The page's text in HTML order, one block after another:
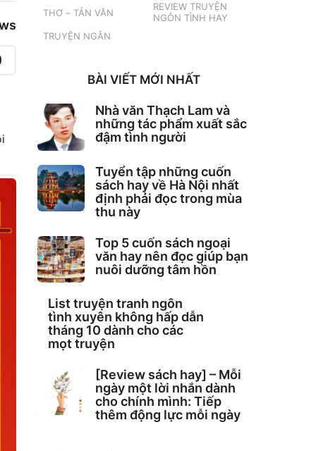
THƠ – TẢN VĂN
TRUYỆN NGẮN
REVIEW TRUYỆN
NGÔN TÌNH HAY
BÀI VIẾT MỚI NHẤT
Nhà văn Thạch Lam và
những tác phẩm xuất sắc
đậm tình người
Tuyển tập những cuốn
sách hay về Hà Nội nhất
định phải đọc trong mùa
thu này
Top 5 cuốn sách ngoại
văn hay nên đọc giúp bạn
nuôi dưỡng tâm hồn
List truyện tranh ngôn
tình xuyên không hấp dẫn
tháng 10 dành cho các
mọt truyện
[Review sách hay] – Mỗi
ngày một lời nhắn dành
cho chính mình: Tiếp
thêm động lực mỗi ngày